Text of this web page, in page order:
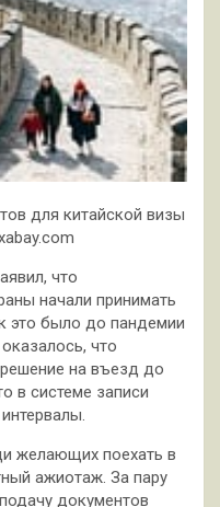
для китайской визы
что
начали принимать
это было до пандемии
что
на въезд до
в системе записи
желающих поехать в
ажиотаж. За пару
документов